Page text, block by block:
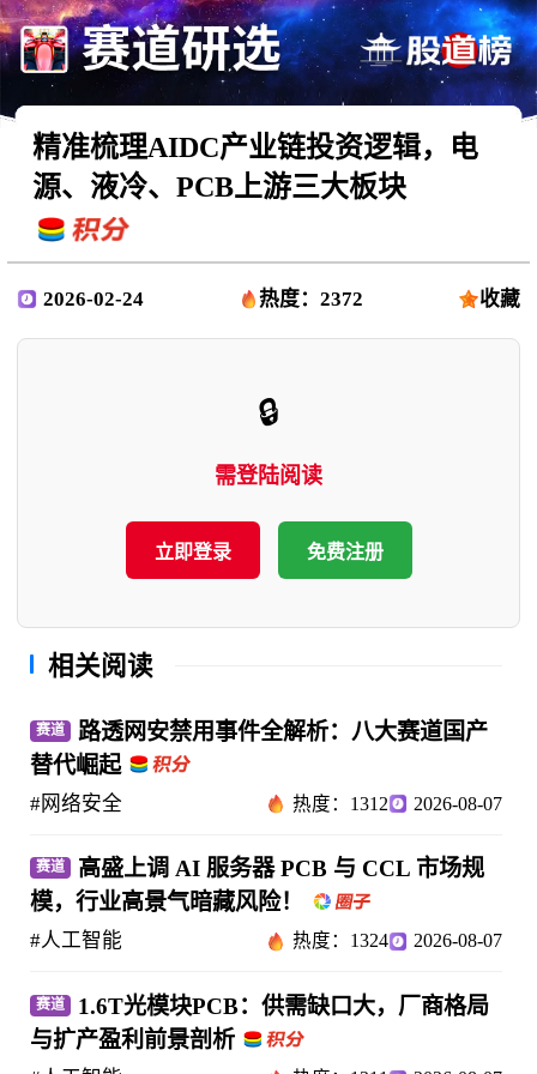
精准梳理AIDC产业链投资逻辑，电
源、液冷、PCB上游三大板块
2026-02-24 热度：2372 收藏
🔒
需登陆阅读
立即登录 免费注册
相关阅读
赛道
路透网安禁用事件全解析：八大赛道国产
替代崛起
#网络安全 热度：1312 2026-08-07
赛道
高盛上调 AI 服务器 PCB 与 CCL 市场规
模，行业高景气暗藏风险！
#人工智能 热度：1324 2026-08-07
赛道
1.6T光模块PCB：供需缺口大，厂商格局
与扩产盈利前景剖析